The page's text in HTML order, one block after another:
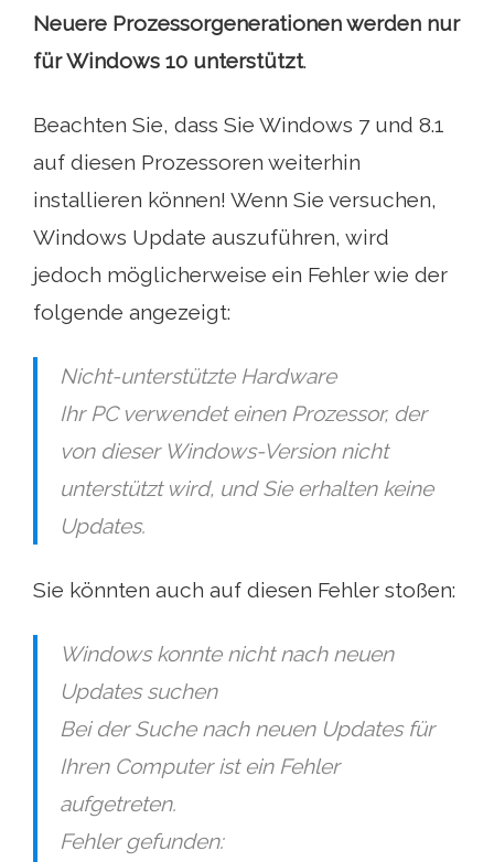
Neuere Prozessorgenerationen werden nur
für Windows 10 unterstützt.
Beachten Sie, dass Sie Windows 7 und 8.1
auf diesen Prozessoren weiterhin
installieren können! Wenn Sie versuchen,
Windows Update auszuführen, wird
jedoch möglicherweise ein Fehler wie der
folgende angezeigt:
Nicht-unterstützte Hardware
Ihr PC verwendet einen Prozessor, der
von dieser Windows-Version nicht
unterstützt wird, und Sie erhalten keine
Updates.
Sie könnten auch auf diesen Fehler stoßen:
Windows konnte nicht nach neuen
Updates suchen
Bei der Suche nach neuen Updates für
Ihren Computer ist ein Fehler
aufgetreten.
Fehler gefunden: